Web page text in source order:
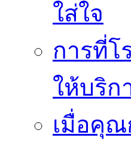
ใส่ใจ
การที่โ
ให้บริก
เมื่อคุ